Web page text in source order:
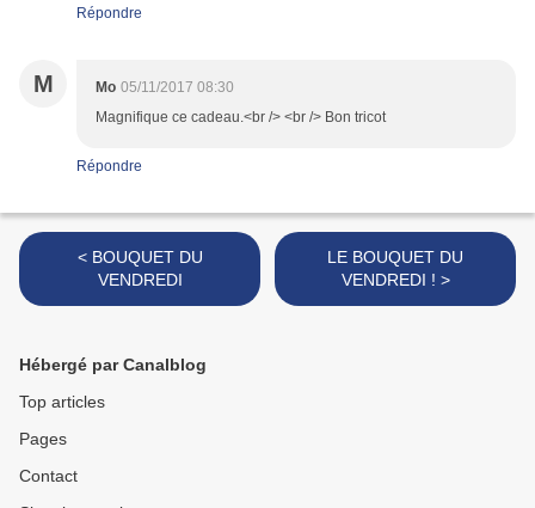
Répondre
M Mo 05/11/2017 08:30
Magnifique ce cadeau.<br /> <br /> Bon tricot
Répondre
< BOUQUET DU
VENDREDI
LE BOUQUET DU
VENDREDI ! >
Hébergé par Canalblog
Top articles
Pages
Contact